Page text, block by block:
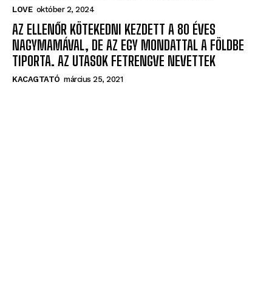
Hol csókol meg a férfi? Így érez irántad!
LOVE október 2, 2024
AZ ELLENŐR KÖTEKEDNI KEZDETT A 80 ÉVES
NAGYMAMÁVAL, DE AZ EGY MONDATTAL A FÖLDBE
TIPORTA. AZ UTASOK FETRENGVE NEVETTEK